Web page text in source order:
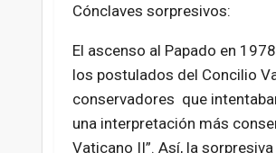
Cónclaves sorpresivos:
El ascenso al Papado en
los postulados del Concilio
conservadores que
una interpretación más
Vaticano II”. Así, la